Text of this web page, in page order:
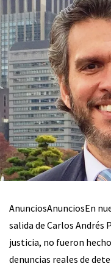
AnunciosAnunciosEn
salida de Carlos Andrés
justicia, no fueron
denuncias reales de